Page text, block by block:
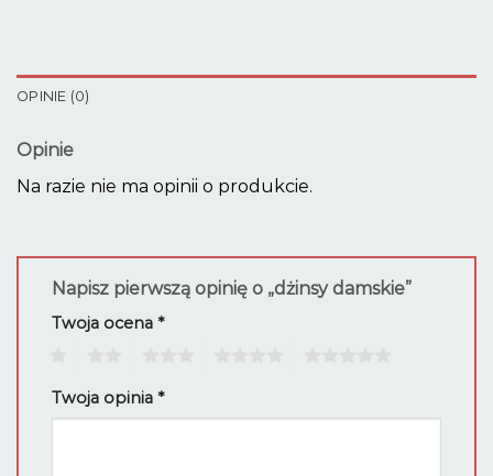
OPINIE (0)
Opinie
Na razie nie ma opinii o produkcie.
Napisz pierwszą opinię o „dżinsy damskie”
Twoja ocena *
Twoja opinia *